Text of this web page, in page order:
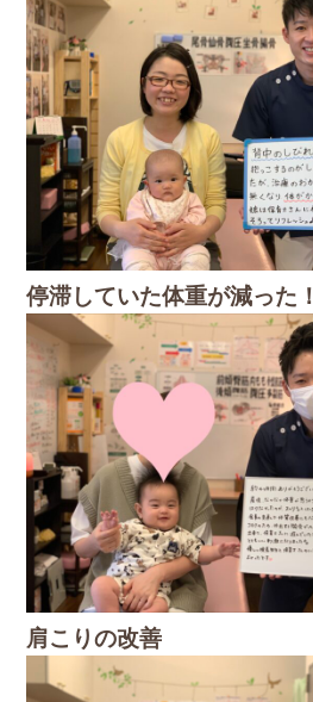
停滞していた体重が減った！
肩こりの改善